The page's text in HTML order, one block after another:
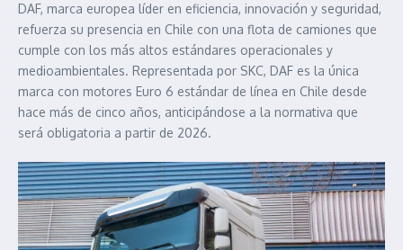
DAF, marca europea líder en eficiencia, innovación y seguridad,
refuerza su presencia en Chile con una flota de camiones que
cumple con los más altos estándares operacionales y
medioambientales. Representada por SKC, DAF es la única
marca con motores Euro 6 estándar de línea en Chile desde
hace más de cinco años, anticipándose a la normativa que
será obligatoria a partir de 2026.